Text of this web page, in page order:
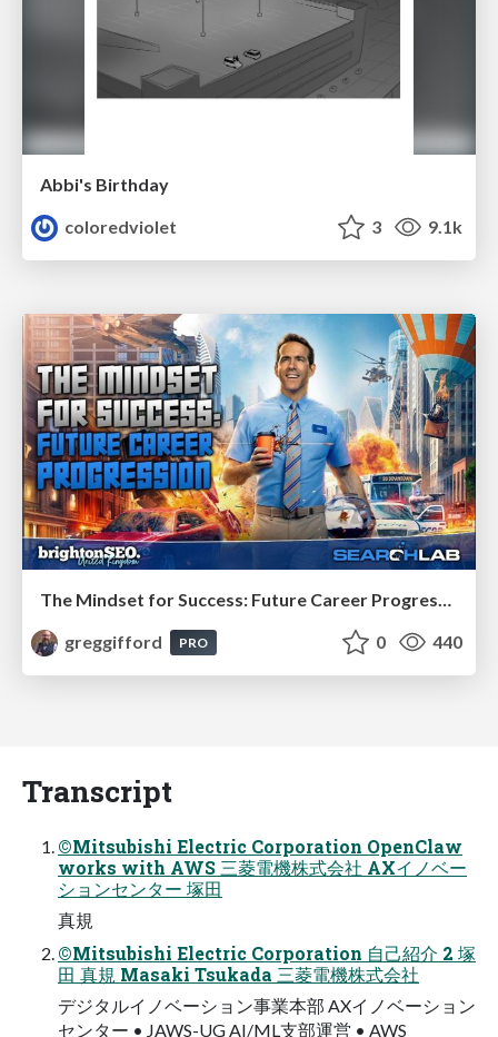
Abbi's Birthday
coloredviolet
3 9.1k
greggifford
PRO 0 440
Transcript
©Mitsubishi Electric Corporation OpenClaw
works with AWS 三菱電機株式会社 AXイノベー
ションセンター 塚田
真規
©Mitsubishi Electric Corporation 自己紹介 2 塚
田 真規 Masaki Tsukada 三菱電機株式会社
デジタルイノベーション事業本部 AXイノベーション
センター • JAWS-UG AI/ML支部運営 • AWS